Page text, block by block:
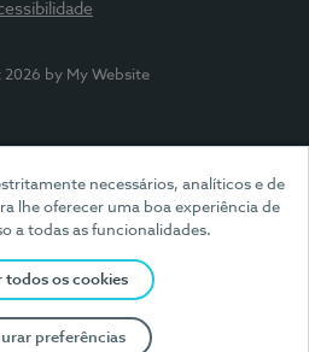
necessários, analíticos e de
lhe oferecer uma boa experiência de
a todas as funcionalidades.
todos os cookies
preferências
by My Website